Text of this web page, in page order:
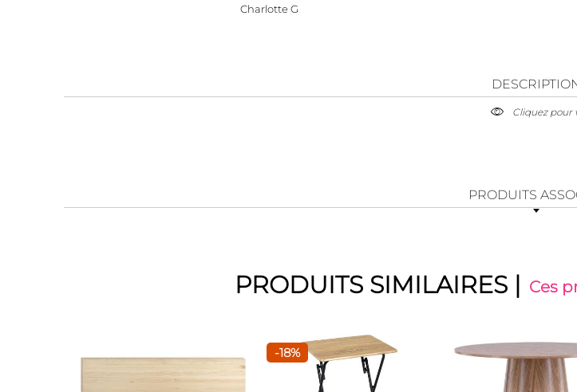
Charlotte G
Cliquez pour
PRODUITS
PRODUITS SIMILAIRES | Ces
-18%